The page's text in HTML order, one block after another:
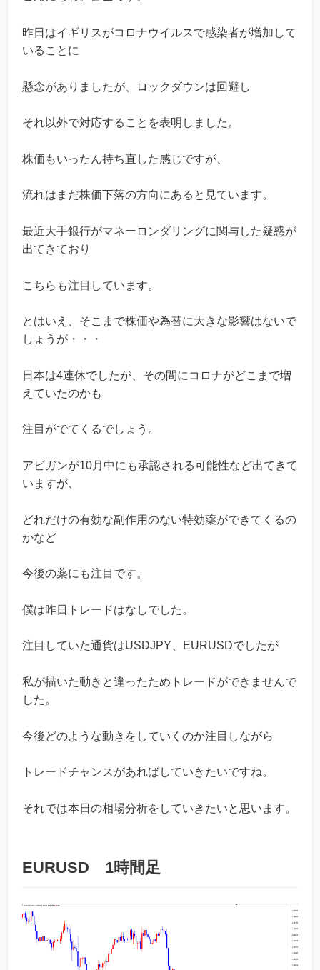
昨日はイギリスがコロナウイルスで感染者が増加して
いることに
懸念がありましたが、ロックダウンは回避し
それ以外で対応することを表明しました。
株価もいったん持ち直した感じですが、
流れはまだ株価下落の方向にあると見ています。
最近大手銀行がマネーロンダリングに関与した疑惑が
出てきており
こちらも注目しています。
とはいえ、そこまで株価や為替に大きな影響はないで
しょうが・・・
日本は4連休でしたが、その間にコロナがどこまで増
えていたのかも
注目がでてくるでしょう。
アビガンが10月中にも承認される可能性など出てきて
いますが、
どれだけの有効な副作用のない特効薬ができてくるの
かなど
今後の薬にも注目です。
僕は昨日トレードはなしでした。
注目していた通貨はUSDJPY、EURUSDでしたが
私が描いた動きと違ったためトレードができませんで
した。
今後どのような動きをしていくのか注目しながら
トレードチャンスがあればしていきたいですね。
それでは本日の相場分析をしていきたいと思います。
EURUSD 1時間足